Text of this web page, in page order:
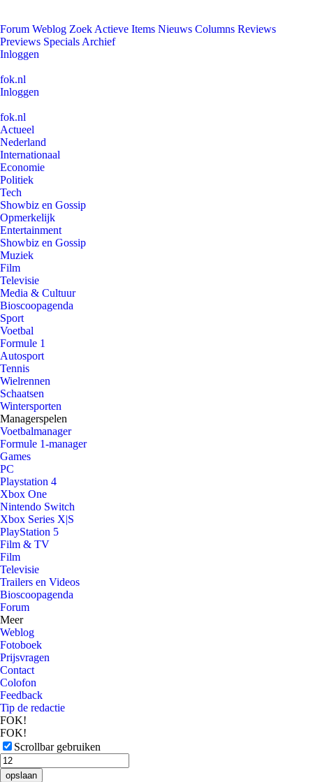
Forum Weblog Zoek Actieve Items Nieuws Columns Reviews
Previews Specials Archief
Inloggen
fok.nl
Inloggen
fok.nl
Actueel
Nederland
Internationaal
Economie
Politiek
Tech
Showbiz en Gossip
Opmerkelijk
Entertainment
Showbiz en Gossip
Muziek
Film
Televisie
Media & Cultuur
Bioscoopagenda
Sport
Voetbal
Formule 1
Autosport
Tennis
Wielrennen
Schaatsen
Wintersporten
Managerspelen
Voetbalmanager
Formule 1-manager
Games
PC
Playstation 4
Xbox One
Nintendo Switch
Xbox Series X|S
PlayStation 5
Film & TV
Film
Televisie
Trailers en Videos
Bioscoopagenda
Forum
Meer
Weblog
Fotoboek
Prijsvragen
Contact
Colofon
Feedback
Tip de redactie
FOK!
FOK!
Scrollbar gebruiken
opslaan